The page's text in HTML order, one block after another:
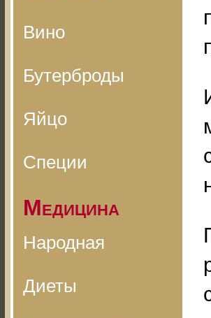
Вино
Бутерброды
Яйцо
Специи
Медицина
Народная
Диеты